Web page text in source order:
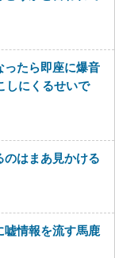
たら即座に爆音
しにくるせいで
はまあ見かける
情報を流す馬鹿